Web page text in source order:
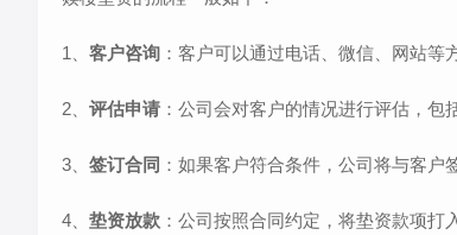
1、 客户咨询 ：客户可以通过电话、微信、网站等
2、 评估申请 ：公司会对客户的情况进行评估，包
3、 签订合同 ：如果客户符合条件，公司将与客户
4、 垫资放款 ：公司按照合同约定，将垫资款项打